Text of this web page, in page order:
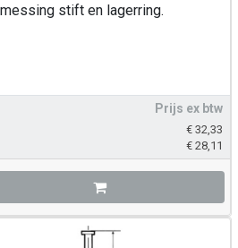
stift en lagerring.
Prijs ex btw
€ 32,33
€ 28,11